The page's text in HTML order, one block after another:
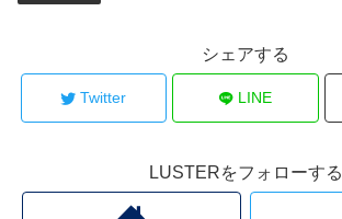
シェアする
Twitter LINE
LUSTERをフォローする